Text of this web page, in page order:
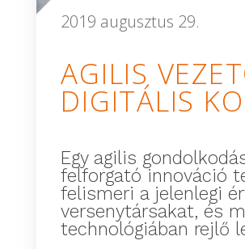
2019 augusztus 29.
AGILIS
DIGITÁLIS
Egy agilis
felforgató innováció
felismeri a jelenlegi
versenytársakat, és
technológiában rejlő